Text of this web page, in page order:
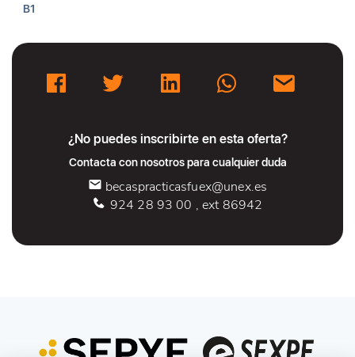
B1
¿No puedes inscribirte en esta oferta?
Contacta con nosotros para cualquier duda
becaspracticasfuex@unex.es
924 28 93 00 , ext 86942